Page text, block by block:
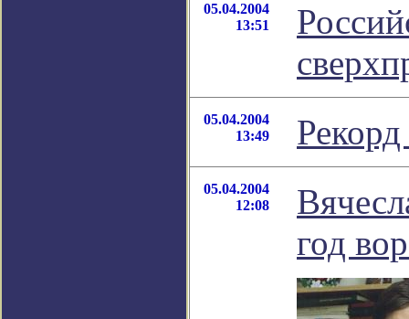
05.04.2004
13:51
05.04.2004
13:49
05.04.2004
12:08
год